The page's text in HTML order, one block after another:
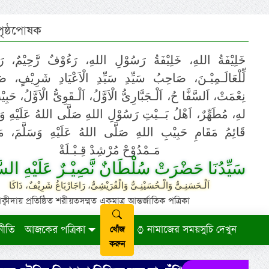
خَلِيْفَةُ اللهِ، خَلِيْفَةُ رَسُوْلِ اللهِ، رَءُوْفٌ رَّحِيْمٌ،
لِّلْعَالَـمِيْـنَ، صَاحِبُ سَيِّدِ سَيِّدِ الْاَعْيَادِ شَرِيْفٍ،
نِعْمَتْ، اَلسَّفَّا حُ، اَلْـجَبَّارِىُّ الْاَوَّلُ، اَلْـقَوِىُّ الْاَوَّلُ،
لهِ، مُطَهِّرٌ، اَهْلُ بَــيْتِ رَسُوْلِ اللهِ صَلَّى اللهُ عَلَيْهِ
قَائِمُ مَقَامِ حَبِيْبِ اللهِ صَلَّى اللهُ عَلَيْهِ وَسَلَّمَ،
مَـمْدُوْحْ مُرْشِدْ قِـبْـلَةْ
سَيِّدُنَا حَضْرَتْ سُلْطَانٌ نَّصِيْـرٌ عَلَيْهِ
اَلْـحَسَنِـىُّ وَالْـحُسَيْنِـىُّ وَالْقُرَيْشِىُّ، رَاجَارْبَاغُ شَرِيْفٌ، دَاكَا
প্রতিষ্ঠিত শরীয়তসম্মত একমাত্র আন্তর্জাতিক পত্রিকা
আজকের পত্রিকা
খোঁজ
করুন
নামাজের সময়সুচি দেখুন